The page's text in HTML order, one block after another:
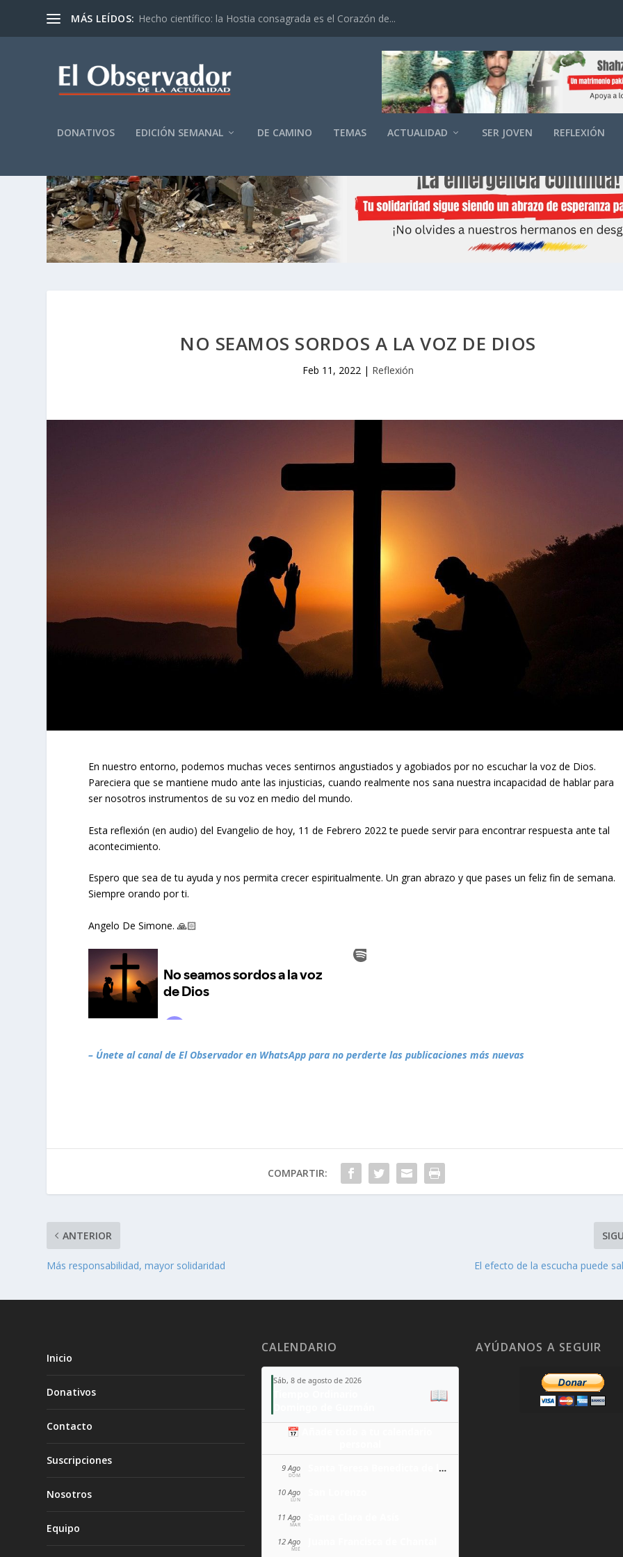
MÁS LEÍDOS: Hecho científico: la Hostia consagrada es el Corazón de...
DONATIVOS EDICIÓN SEMANAL DE CAMINO TEMAS ACTUALIDAD SER JOVEN REFLEXIÓN
NO SEAMOS SORDOS A LA VOZ DE DIOS
Feb 11, 2022| Reflexión
En nuestro entorno, podemos muchas veces sentirnos angustiados y agobiados por no escuchar la voz de Dios.
Pareciera que se mantiene mudo ante las injusticias, cuando realmente nos sana nuestra incapacidad de hablar para
ser nosotros instrumentos de su voz en medio del mundo.
Esta reflexión (en audio) del Evangelio de hoy, 11 de Febrero 2022 te puede servir para encontrar respuesta ante tal
acontecimiento.
Espero que sea de tu ayuda y nos permita crecer espiritualmente. Un gran abrazo y que pases un feliz fin de semana.
Siempre orando por ti.
Angelo De Simone. 🙏🏻
– Únete al canal de El Observador en WhatsApp para no perderte las publicaciones más nuevas
COMPARTIR:
ANTERIOR
Más responsabilidad, mayor solidaridad El efecto de la escucha puede
Inicio
Donativos
Contacto
Suscripciones
Nosotros
Equipo
CALENDARIO
Sáb, 8 de agosto de 2026
📖
📅 Añade todo a tu calendario
9 Ago
DOM
Santa Teresa Benedicta de la Cruz
10 Ago
LUN
11 Ago
MAR
12 Ago
MIÉ
AYÚDANOS A SEGUIR